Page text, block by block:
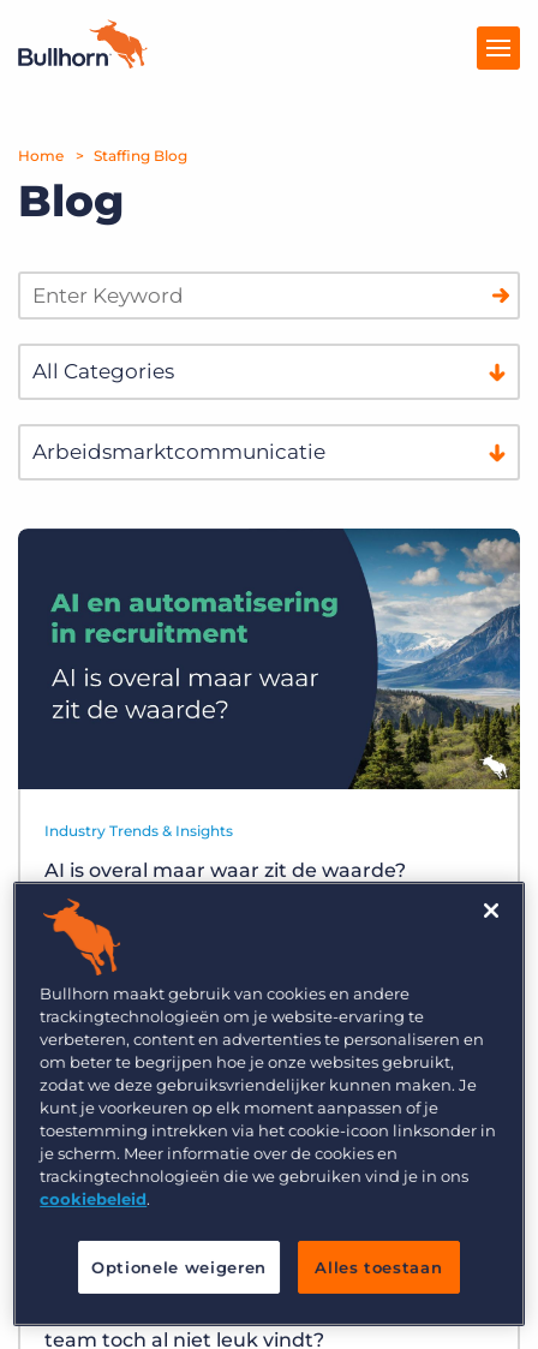
Producten
Prijzen
Marketplace
Over Ons
Inloggen
Home Staffing Blog
Blog
Industry Trends & Insights
AI is overal maar waar zit de waarde?
Best Practices
team toch al niet leuk vindt?
Bullhorn maakt gebruik van cookies en andere
trackingtechnologieën om je website-ervaring te
verbeteren, content en advertenties te personaliseren en
om beter te begrijpen hoe je onze websites gebruikt,
zodat we deze gebruiksvriendelijker kunnen maken. Je
kunt je voorkeuren op elk moment aanpassen of je
toestemming intrekken via het cookie-icoon linksonder in
je scherm. Meer informatie over de cookies en
trackingtechnologieën die we gebruiken vind je in ons
cookiebeleid.
Optionele weigeren Alles toestaan